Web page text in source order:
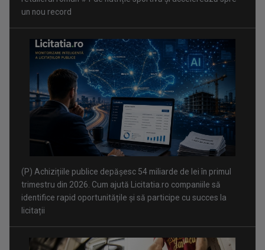
trimestru din 2026. Cum ajută Licitatia.ro companiile să
identifice rapid oportunitățile și să participe cu succes la
jocului acasă